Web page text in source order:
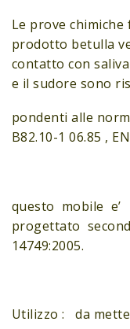
Le prove chimiche
prodotto betulla
contatto con saliva
e il sudore sono ris
pondenti alle
B82.10-1 06.85 ,
questo mobile e’
progettato
14749:2005.
Utilizzo : da